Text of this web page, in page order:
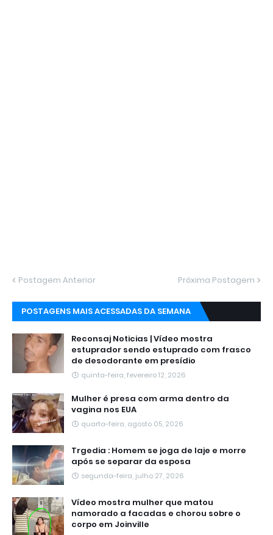
Postagem Anterior Próxima Postagem
POSTAGENS MAIS ACESSADAS DA SEMANA
Reconsaj Noticias | Vídeo mostra
estuprador sendo estuprado com frasco
de desodorante em presídio
quinta-feira, fevereiro 12, 2026
Mulher é presa com arma dentro da
vagina nos EUA
quarta-feira, agosto 05, 2026
Trgedia : Homem se joga de laje e morre
após se separar da esposa
segunda-feira, julho 27, 2026
Vídeo mostra mulher que matou
namorado a facadas e chorou sobre o
corpo em Joinville